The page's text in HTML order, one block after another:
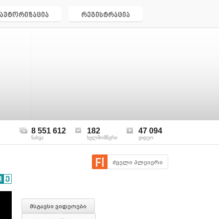
ავტორიზაცია რეგისტრაცია
8 551 612
ნახვა
182
ხელმომწერი
47 094
ვიდეო
ძველი პლეიერი
მსგავსი ვიდეოები